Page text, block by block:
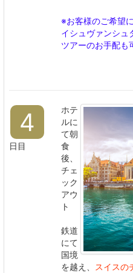
※お客様のご希望
イシュヴァンシュ
ツアーのお手配も
4
日目
ホテ
ルに
て朝
食
後、
チェ
ック
アウ
ト
鉄道
にて
国境
を越え、
スイスの